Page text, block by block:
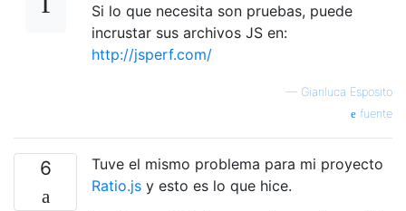
Si lo que necesita son pruebas, puede
incrustar sus archivos JS en:
http://jsperf.com/
— Gianluca Esposito
fuente
6
Tuve el mismo problema para mi proyecto
Ratio.js y esto es lo que hice.